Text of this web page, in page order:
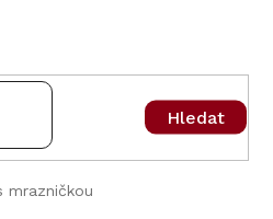
Hledat
mrazničkou